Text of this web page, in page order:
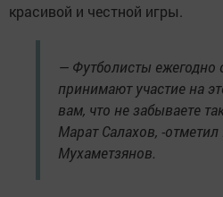
красивой и честной игры.
— Футболисты ежегодно
принимают участие на
вам, что не забываете
Марат Салахов, -
Мухаметзянов.